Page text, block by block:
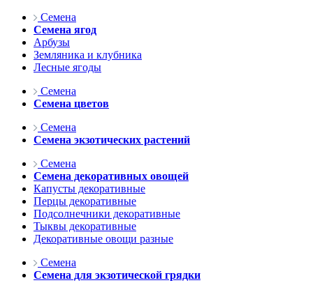
Семена
Семена ягод
Арбузы
Земляника и клубника
Лесные ягоды
Семена
Семена цветов
Семена
Семена экзотических растений
Семена
Семена декоративных овощей
Капусты декоративные
Перцы декоративные
Подсолнечники декоративные
Тыквы декоративные
Декоративные овощи разные
Семена
Семена для экзотической грядки